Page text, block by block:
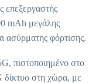
επεξεργαστής
mAh μεγάλης
ασύρματης φόρτισης.
πιστοποιημένο στο
δίκτυο στη χώρα, με